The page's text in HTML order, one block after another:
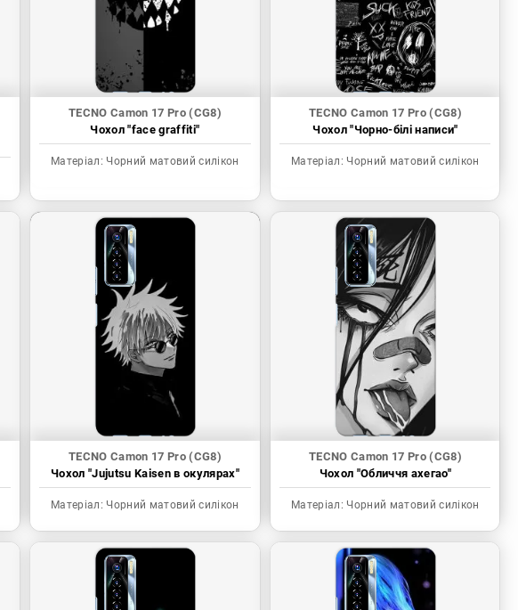
TECNO Camon 17 Pro (CG8)
Чохол "face graffiti"
Матеріал: Чорний матовий силікон
TECNO Camon 17 Pro (CG8)
Чохол "Чорно-білі написи"
Матеріал: Чорний матовий силікон
TECNO Camon 17 Pro (CG8)
Чохол "Jujutsu Kaisen в окулярах"
Матеріал: Чорний матовий силікон
TECNO Camon 17 Pro (CG8)
Чохол "Обличчя ахегао"
Матеріал: Чорний матовий силікон